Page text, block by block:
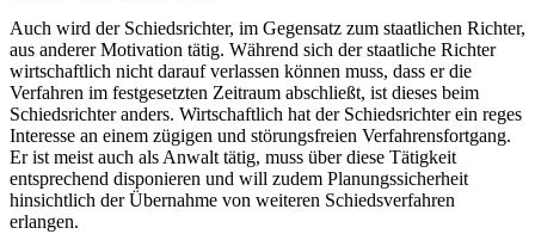
Auch wird der Schiedsrichter, im Gegensatz zum staatlichen Richter,
aus anderer Motivation tätig. Während sich der staatliche Richter
wirtschaftlich nicht darauf verlassen können muss, dass er die
Verfahren im festgesetzten Zeitraum abschließt, ist dieses beim
Schiedsrichter anders. Wirtschaftlich hat der Schiedsrichter ein reges
Interesse an einem zügigen und störungsfreien Verfahrensfortgang.
Er ist meist auch als Anwalt tätig, muss über diese Tätigkeit
entsprechend disponieren und will zudem Planungssicherheit
hinsichtlich der Übernahme von weiteren Schiedsverfahren
erlangen.